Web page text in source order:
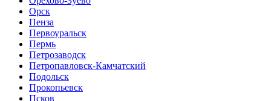
Орск
Пенза
Первоуральск
Пермь
Петрозаводск
Петропавловск-Камчатский
Подольск
Прокопьевск
Псков